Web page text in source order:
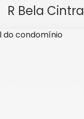
R Bela Cintra